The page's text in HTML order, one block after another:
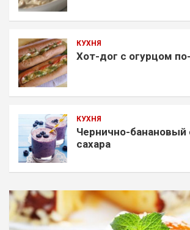
КУХНЯ
Хот-дог с огурцом
КУХНЯ
Чернично-банановый
сахара